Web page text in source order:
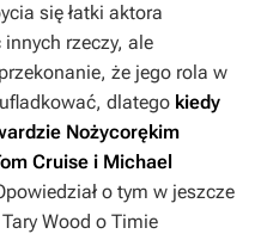
się łatki aktora
rzeczy, ale
że jego rola w
dlatego kiedy
Nożycorękim
Cruise i Michael
o tym w jeszcze
Wood o Timie